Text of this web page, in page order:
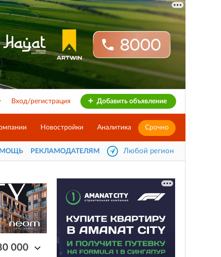
Вход/регистрация Добавить объявление
Новостройки Аналитика Срочно
РЕКЛАМОДАТЕЛЯМ Любой регион
000